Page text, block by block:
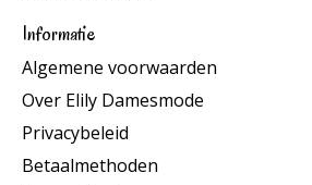
Informatie
Algemene voorwaarden
Over Elily Damesmode
Privacybeleid
Betaalmethoden